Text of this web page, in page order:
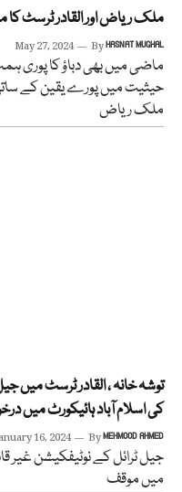
ملک ریاض اور القادر ٹرسٹ کا
May 27, 2024 ByHASNAT MUGHAL
ماضی میں بھی دباؤ کا پوری
حیثیت میں پورے یقین کے
ملک ریاض
توشہ خانہ ، القادر ٹرسٹ میں
کی اسلام آباد ہائیکورٹ میں
16, 2024 ByMEHMOOD AHMED
جیل ٹرائل کے نوٹیفکیشن غیر
میں موقف